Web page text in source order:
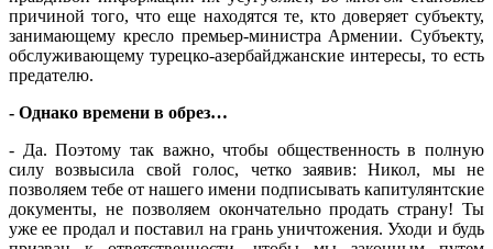
причиной того, что еще находятся те, кто доверяет субъекту,
занимающему кресло премьер-министра Армении. Субъекту,
обслуживающему турецко-азербайджанские интересы, то есть
предателю.
- Однако времени в обрез…
- Да. Поэтому так важно, чтобы общественность в полную
силу возвысила свой голос, четко заявив: Никол, мы не
позволяем тебе от нашего имени подписывать капитулянтские
документы, не позволяем окончательно продать страну! Ты
уже ее продал и поставил на грань уничтожения. Уходи и будь